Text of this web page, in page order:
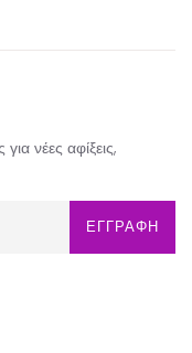
νέες αφίξεις,
ΕΓΓΡΑΦΗ